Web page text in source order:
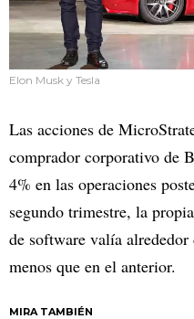
Elon Musk y Tesla
Las acciones de
comprador corporativo de
4% en las operaciones
segundo trimestre, la
de software valía
menos que en el anterior.
MIRA TAMBIÉN